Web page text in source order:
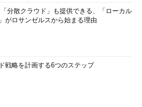
分散クラウド」も提供できる、「ローカル
がロサンゼルスから始まる理由
戦略を計画する6つのステップ